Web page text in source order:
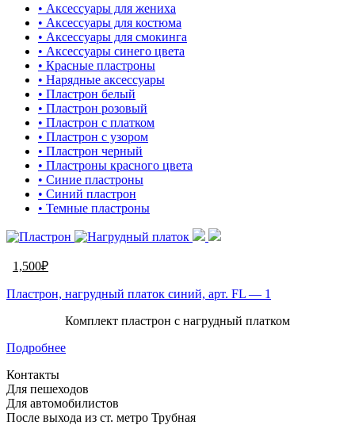
• Аксессуары для жениха
• Аксессуары для костюма
• Аксессуары для смокинга
• Аксессуары синего цвета
• Красные пластроны
• Нарядные аксессуары
• Пластрон белый
• Пластрон розовый
• Пластрон с платком
• Пластрон с узором
• Пластрон черный
• Пластроны красного цвета
• Синие пластроны
• Синий пластрон
• Темные пластроны
1,500₽
Пластрон, нагрудный платок синий, арт. FL — 1
Комплект пластрон с нагрудный платком
Подробнее
Контакты
Для пешеходов
Для автомобилистов
После выхода из ст. метро Трубная